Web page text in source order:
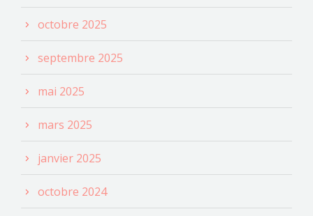
octobre 2025
septembre 2025
mai 2025
mars 2025
janvier 2025
octobre 2024